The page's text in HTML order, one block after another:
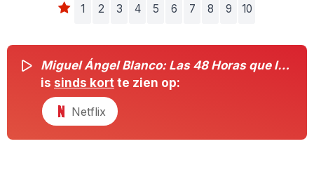
1 2 3 4 5 6 7 8 9 10
Miguel Ángel Blanco: Las 48 Horas que lo Cambiaron Todo
is sinds kort te zien op:
Netflix